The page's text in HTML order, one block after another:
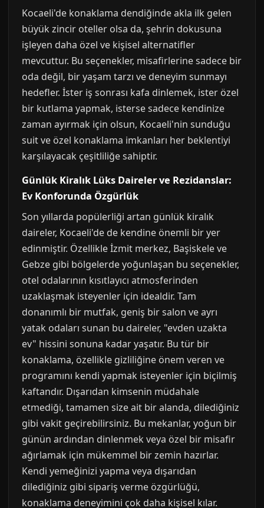
Kocaeli'de konaklama dendiğinde akla ilk gelen
büyük zincir oteller olsa da, şehrin dokusuna
işleyen daha özel ve kişisel alternatifler
mevcuttur. Bu seçenekler, misafirlerine sadece bir
oda değil, bir yaşam tarzı ve deneyim sunmayı
hedefler. İster iş sonrası kafa dinlemek, ister özel
bir kutlama yapmak, isterse sadece kendinize
zaman ayırmak için olsun, Kocaeli'nin sunduğu
suit ve özel konaklama imkanları her beklentiyi
karşılayacak çeşitliliğe sahiptir.
Günlük Kiralık Lüks Daireler ve Rezidanslar:
Ev Konforunda Özgürlük
Son yıllarda popülerliği artan günlük kiralık
daireler, Kocaeli'de de kendine önemli bir yer
edinmiştir. Özellikle İzmit merkez, Başiskele ve
Gebze gibi bölgelerde yoğunlaşan bu seçenekler,
otel odalarının kısıtlayıcı atmosferinden
uzaklaşmak isteyenler için idealdir. Tam
donanımlı bir mutfak, geniş bir salon ve ayrı
yatak odaları sunan bu daireler, "evden uzakta
ev" hissini sonuna kadar yaşatır. Bu tür bir
konaklama, özellikle gizliliğine önem veren ve
programını kendi yapmak isteyenler için biçilmiş
kaftandır. Dışarıdan kimsenin müdahale
etmediği, tamamen size ait bir alanda, dilediğiniz
gibi vakit geçirebilirsiniz. Bu mekanlar, yoğun bir
günün ardından dinlenmek veya özel bir misafir
ağırlamak için mükemmel bir zemin hazırlar.
Kendi yemeğinizi yapma veya dışarıdan
dilediğiniz gibi sipariş verme özgürlüğü,
konaklama deneyimini çok daha kişisel kılar.